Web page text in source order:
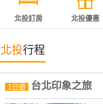
灣
訂
房
直接跟飯店訂房HOT
特
色
北投訂房 北投優惠
北投行程
1日遊 台北印象之旅